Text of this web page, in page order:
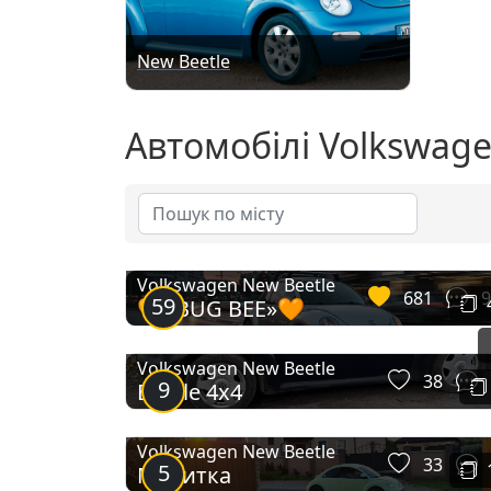
New Beetle
Автомобілі
59
Volkswagen New Beetle
🧡«BUG BEE»🧡 681
9
Volkswagen New Beetle
Beetle 4x4 38
5
Volkswagen New Beetle
Мохитка 33